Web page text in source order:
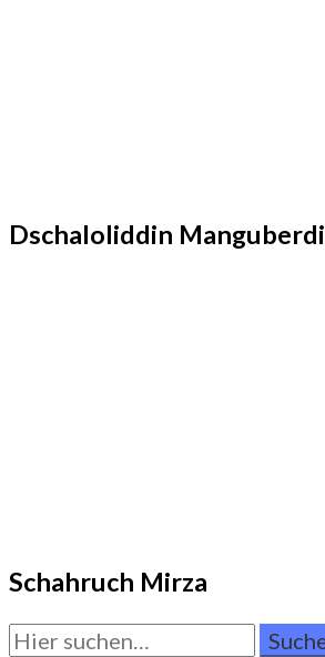
Dschaloliddin Manguberdi
Schahruch Mirza
Suchen